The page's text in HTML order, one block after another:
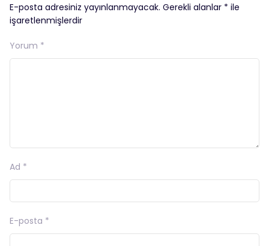
E-posta adresiniz yayınlanmayacak. Gerekli alanlar * ile
işaretlenmişlerdir
Yorum *
Ad *
E-posta *